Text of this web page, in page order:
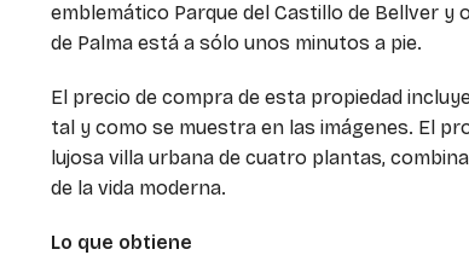
emblemático Parque del Castillo de Bellver
de Palma está a sólo unos minutos a pie.
El precio de compra de esta propiedad
tal y como se muestra en las imágenes. El
lujosa villa urbana de cuatro plantas,
de la vida moderna.
Lo que obtiene